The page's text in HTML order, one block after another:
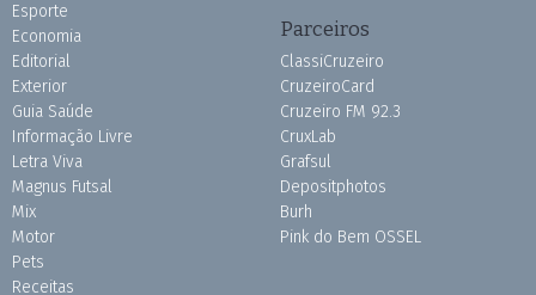
Esporte
Economia
Editorial
Exterior
Guia Saúde
Informação Livre
Letra Viva
Magnus Futsal
Mix
Motor
Pets
Receitas
Parceiros
ClassiCruzeiro
CruzeiroCard
Cruzeiro FM 92.3
CruxLab
Grafsul
Depositphotos
Burh
Pink do Bem OSSEL